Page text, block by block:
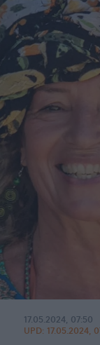
17.05.2024, 07:50
UPD: 17.05.2024,